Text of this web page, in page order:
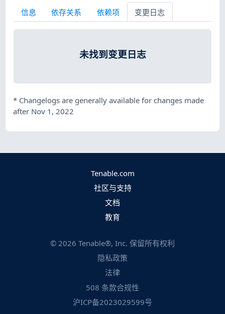
信息 依存关系 依赖项 变更日志
未找到变更日志
* Changelogs are generally available for changes made
after Nov 1, 2022
Tenable.com
社区与支持
文档
教育
© 2026 Tenable®, Inc. 保留所有权利
隐私政策
法律
508 条款合规性
沪ICP备2023029599号